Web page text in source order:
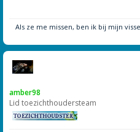
Als ze me missen, ben ik bij mijn
amber98
Lid toezichthoudersteam